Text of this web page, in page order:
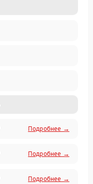
Подробнее →
Подробнее →
Подробнее →